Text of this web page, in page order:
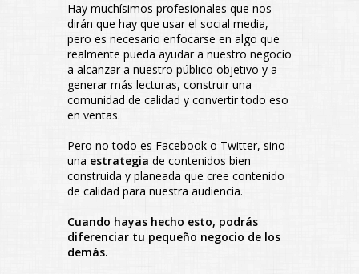
Hay muchísimos profesionales que nos
dirán que hay que usar el social media,
pero es necesario enfocarse en algo que
realmente pueda ayudar a nuestro negocio
a alcanzar a nuestro público objetivo y a
generar más lecturas, construir una
comunidad de calidad y convertir todo eso
en ventas.
Pero no todo es Facebook o Twitter, sino
una estrategia de contenidos bien
construida y planeada que cree contenido
de calidad para nuestra audiencia.
Cuando hayas hecho esto, podrás
diferenciar tu pequeño negocio de los
demás.